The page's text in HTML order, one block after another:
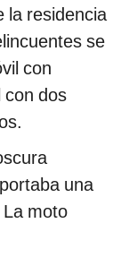
la residencia
se
con
con dos
una
moto